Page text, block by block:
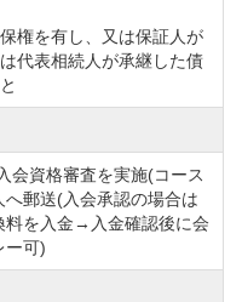
権を有し、又は保証人が
代表相続人が承継した債
資格審査を実施(コース
郵送(入会承認の場合は
を入金→入金確認後に会
ー可)